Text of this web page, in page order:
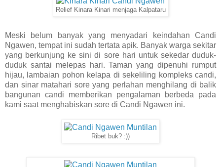
Relief Kinara Kinari menjaga Kalpataru
Meski belum banyak yang menyadari keindahan Candi
Ngawen, tempat ini sudah tertata apik. Banyak warga sekitar
yang berkunjung ke sini di sore hari untuk sekedar duduk-
duduk santai melepas hari. Taman yang dipenuhi rumput
hijau, lambaian pohon kelapa di sekeliling kompleks candi,
dan sinar matahari sore yang perlahan menghilang di balik
bangunan candi memberikan pengalaman berbeda pada
kami saat menghabiskan sore di Candi Ngawen ini.
Ribet buk? :))